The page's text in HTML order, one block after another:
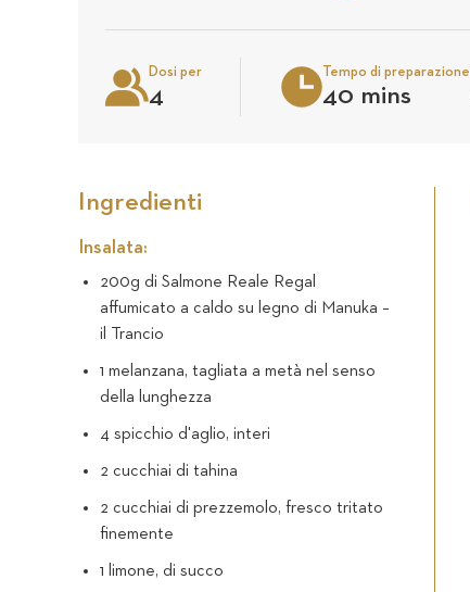
Dosi per
4
Tempo di preparazione
40 mins
Ingredienti
Insalata:
200g di Salmone Reale Regal
affumicato a caldo su legno di Manuka –
il Trancio
1 melanzana, tagliata a metà nel senso
della lunghezza
4 spicchio d'aglio, interi
2 cucchiai di tahina
2 cucchiai di prezzemolo, fresco tritato
finemente
1 limone, di succo